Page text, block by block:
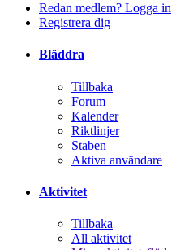
Redan medlem? Logga in
Registrera dig
Bläddra
Tillbaka
Forum
Kalender
Riktlinjer
Staben
Aktiva användare
Aktivitet
Tillbaka
All aktivitet